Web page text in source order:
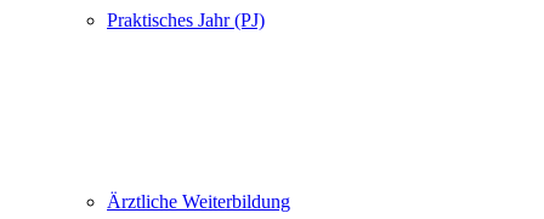
Praktisches Jahr (PJ)
Ärztliche Weiterbildung